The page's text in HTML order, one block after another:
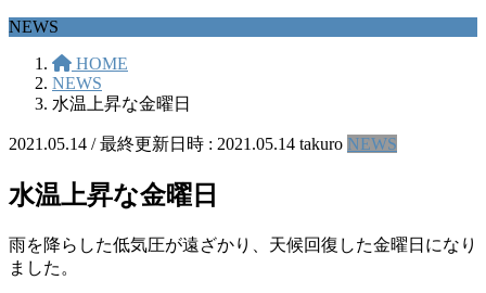
NEWS
HOME
NEWS
水温上昇な金曜日
2021.05.14 / 最終更新日時 : 2021.05.14 takuro NEWS
水温上昇な金曜日
雨を降らした低気圧が遠ざかり、天候回復した金曜日になり
ました。